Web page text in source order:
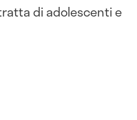
di adolescenti e